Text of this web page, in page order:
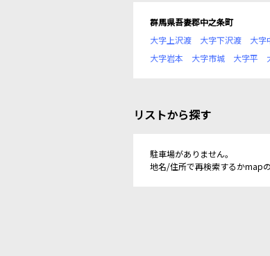
群馬県吾妻郡中之条町
大字上沢渡
大字下沢渡 大字
大字岩本
大字市城 大字平
リストから探す
駐車場がありません。
地名/住所で再検索するかmap